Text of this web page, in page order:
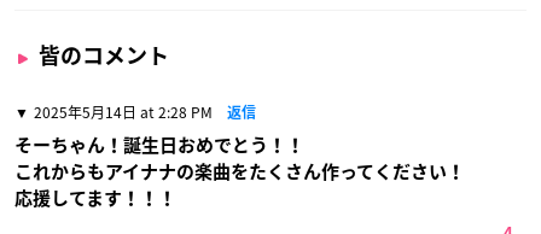
皆のコメント
2025年5月14日 at 2:28 PM 返信
そーちゃん！誕生日おめでとう！！
これからもアイナナの楽曲をたくさん作ってください！
応援してます！！！